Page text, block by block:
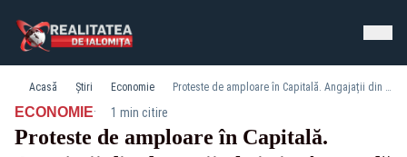
Acasă Știri Economie Proteste de amploare în Capitală. Angajații din domenii-cheie ies în stradă
ECONOMIE· 1 min citire
Proteste de amploare în Capitală.